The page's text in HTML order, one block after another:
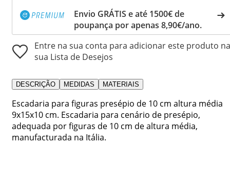
Envio GRÁTIS e até 1500€ de
poupança por apenas 8,90€/ano.
Entre na sua conta para adicionar este produto na
sua Lista de Desejos
DESCRIÇÃO MEDIDAS MATERIAIS
Escadaria para figuras presépio de 10 cm altura média
9x15x10 cm. Escadaria para cenário de presépio,
adequada por figuras de 10 cm de altura média,
manufacturada na Itália.